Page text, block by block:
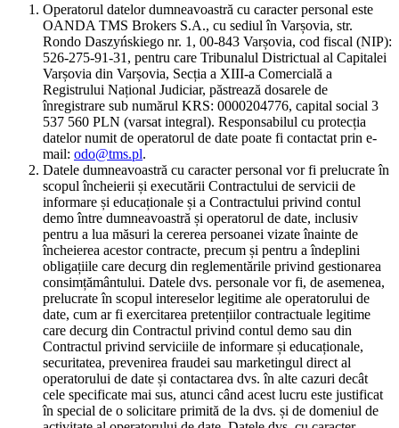
Operatorul datelor dumneavoastră cu caracter personal este
OANDA TMS Brokers S.A., cu sediul în Varșovia, str.
Rondo Daszyńskiego nr. 1, 00-843 Varșovia, cod fiscal (NIP):
526-275-91-31, pentru care Tribunalul Districtual al Capitalei
Varșovia din Varșovia, Secția a XIII-a Comercială a
Registrului Național Judiciar, păstrează dosarele de
înregistrare sub numărul KRS: 0000204776, capital social 3
537 560 PLN (varsat integral). Responsabilul cu protecția
datelor numit de operatorul de date poate fi contactat prin e-
mail: odo@tms.pl.
Datele dumneavoastră cu caracter personal vor fi prelucrate în
scopul încheierii și executării Contractului de servicii de
informare și educaționale și a Contractului privind contul
demo între dumneavoastră și operatorul de date, inclusiv
pentru a lua măsuri la cererea persoanei vizate înainte de
încheierea acestor contracte, precum și pentru a îndeplini
obligațiile care decurg din reglementările privind gestionarea
consimțământului. Datele dvs. personale vor fi, de asemenea,
prelucrate în scopul intereselor legitime ale operatorului de
date, cum ar fi exercitarea pretențiilor contractuale legitime
care decurg din Contractul privind contul demo sau din
Contractul privind serviciile de informare și educaționale,
securitatea, prevenirea fraudei sau marketingul direct al
operatorului de date și contactarea dvs. în alte cazuri decât
cele specificate mai sus, atunci când acest lucru este justificat
în special de o solicitare primită de la dvs. și de domeniul de